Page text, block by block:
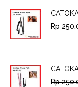
Rp
Rp